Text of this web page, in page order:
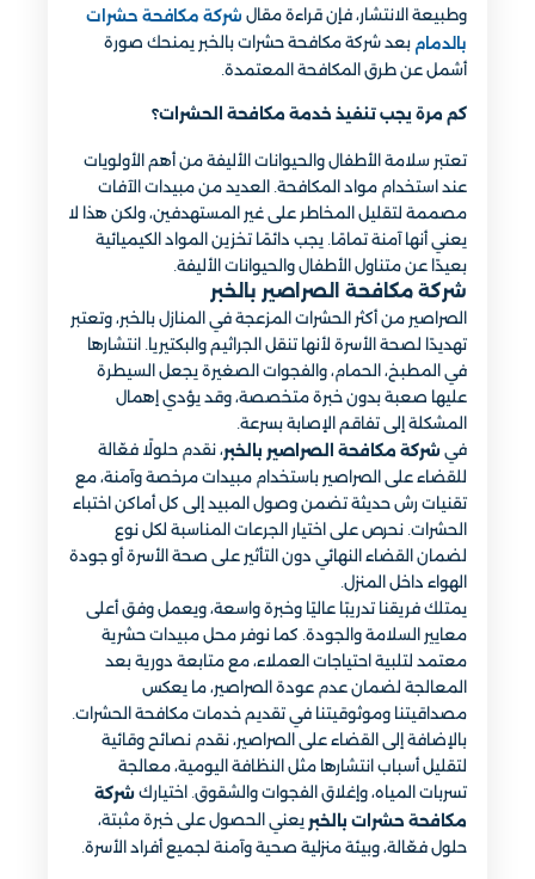
وطبيعة الانتشار، فإن قراءة مقال شركة مكافحة حشرات
بالدمام بعد شركة مكافحة حشرات بالخبر يمنحك صورة
أشمل عن طرق المكافحة المعتمدة.
كم مرة يجب تنفيذ خدمة مكافحة الحشرات؟
تعتبر سلامة الأطفال والحيوانات الأليفة من أهم الأولويات
عند استخدام مواد المكافحة. العديد من مبيدات الآفات
مصممة لتقليل المخاطر على غير المستهدفين، ولكن هذا لا
يعني أنها آمنة تمامًا. يجب دائمًا تخزين المواد الكيميائية
بعيدًا عن متناول الأطفال والحيوانات الأليفة.
شركة مكافحة الصراصير بالخبر
الصراصير من أكثر الحشرات المزعجة في المنازل بالخبر، وتعتبر
تهديدًا لصحة الأسرة لأنها تنقل الجراثيم والبكتيريا. انتشارها
في المطبخ، الحمام، والفجوات الصغيرة يجعل السيطرة
عليها صعبة بدون خبرة متخصصة، وقد يؤدي إهمال
المشكلة إلى تفاقم الإصابة بسرعة.
في شركة مكافحة الصراصير بالخبر، نقدم حلولًا فعّالة
للقضاء على الصراصير باستخدام مبيدات مرخصة وآمنة، مع
تقنيات رش حديثة تضمن وصول المبيد إلى كل أماكن اختباء
الحشرات. نحرص على اختيار الجرعات المناسبة لكل نوع
لضمان القضاء النهائي دون التأثير على صحة الأسرة أو جودة
الهواء داخل المنزل.
يمتلك فريقنا تدريبًا عاليًا وخبرة واسعة، ويعمل وفق أعلى
معايير السلامة والجودة. كما نوفر محل مبيدات حشرية
معتمد لتلبية احتياجات العملاء، مع متابعة دورية بعد
المعالجة لضمان عدم عودة الصراصير، ما يعكس
مصداقيتنا وموثوقيتنا في تقديم خدمات مكافحة الحشرات.
بالإضافة إلى القضاء على الصراصير، نقدم نصائح وقائية
لتقليل أسباب انتشارها مثل النظافة اليومية، معالجة
تسربات المياه، وإغلاق الفجوات والشقوق. اختيارك شركة
مكافحة حشرات بالخبر يعني الحصول على خبرة مثبتة،
حلول فعّالة، وبيئة منزلية صحية وآمنة لجميع أفراد الأسرة.